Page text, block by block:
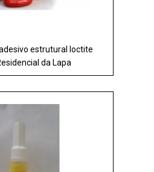
estrutural loctite
da Lapa